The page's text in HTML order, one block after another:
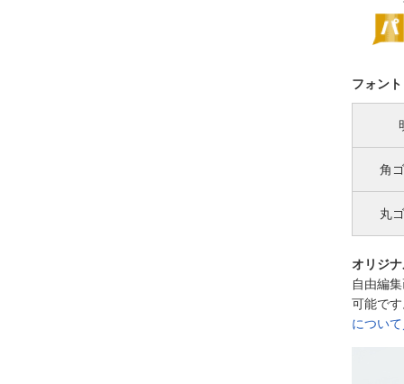
フォン
角
丸
オリジ
自由編
可能で
につい